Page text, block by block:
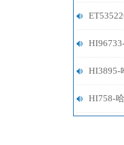
计选型
盐试剂
度计
HI3895-
套装
HI758-